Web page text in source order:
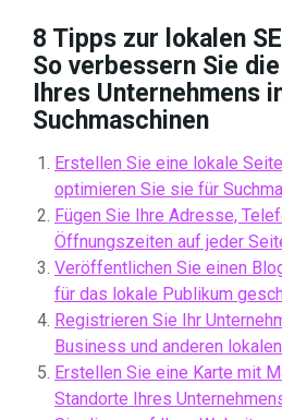
8 Tipps zur lokalen
So verbessern Sie
Ihres Unternehmens
Suchmaschinen
Erstellen Sie eine lokale
optimieren Sie sie für
Fügen Sie Ihre Adresse,
Öffnungszeiten auf jeder
Veröffentlichen Sie einen
für das lokale Publikum
Registrieren Sie Ihr
Business und anderen
Erstellen Sie eine Karte mit
Standorte Ihres